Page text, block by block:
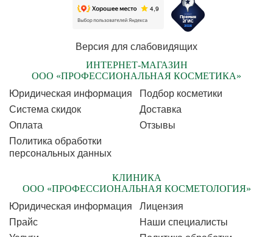
Версия для слабовидящих
ИНТЕРНЕТ-МАГАЗИН
ООО «ПРОФЕССИОНАЛЬНАЯ КОСМЕТИКА»
Юридическая информация
Подбор косметики
Cистема скидок
Доставка
Оплата
Отзывы
Политика обработки
персональных данных
КЛИНИКА
ООО «ПРОФЕССИОНАЛЬНАЯ КОСМЕТОЛОГИЯ»
Юридическая информация
Лицензия
Прайс
Наши специалисты